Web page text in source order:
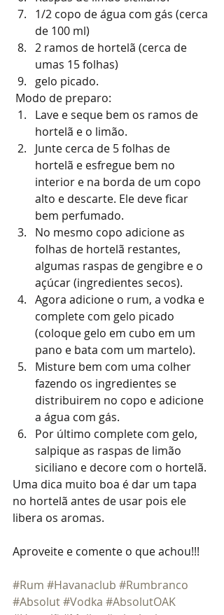
1/2 copo de água com gás (cerca
de 100 ml)
2 ramos de hortelã (cerca de
umas 15 folhas)
gelo picado.
Modo de preparo:
Lave e seque bem os ramos de
hortelã e o limão.
Junte cerca de 5 folhas de
hortelã e esfregue bem no
interior e na borda de um copo
alto e descarte. Ele deve ficar
bem perfumado.
No mesmo copo adicione as
folhas de hortelã restantes,
algumas raspas de gengibre e o
açúcar (ingredientes secos).
Agora adicione o rum, a vodka e
complete com gelo picado
(coloque gelo em cubo em um
pano e bata com um martelo).
Misture bem com uma colher
fazendo os ingredientes se
distribuirem no copo e adicione
a água com gás.
Por último complete com gelo,
salpique as raspas de limão
siciliano e decore com o hortelã.
Uma dica muito boa é dar um tapa
no hortelã antes de usar pois ele
libera os aromas.
Aproveite e comente o que achou!!!
#Rum #Havanaclub #Rumbranco
#Absolut#Vodka #AbsolutOAK